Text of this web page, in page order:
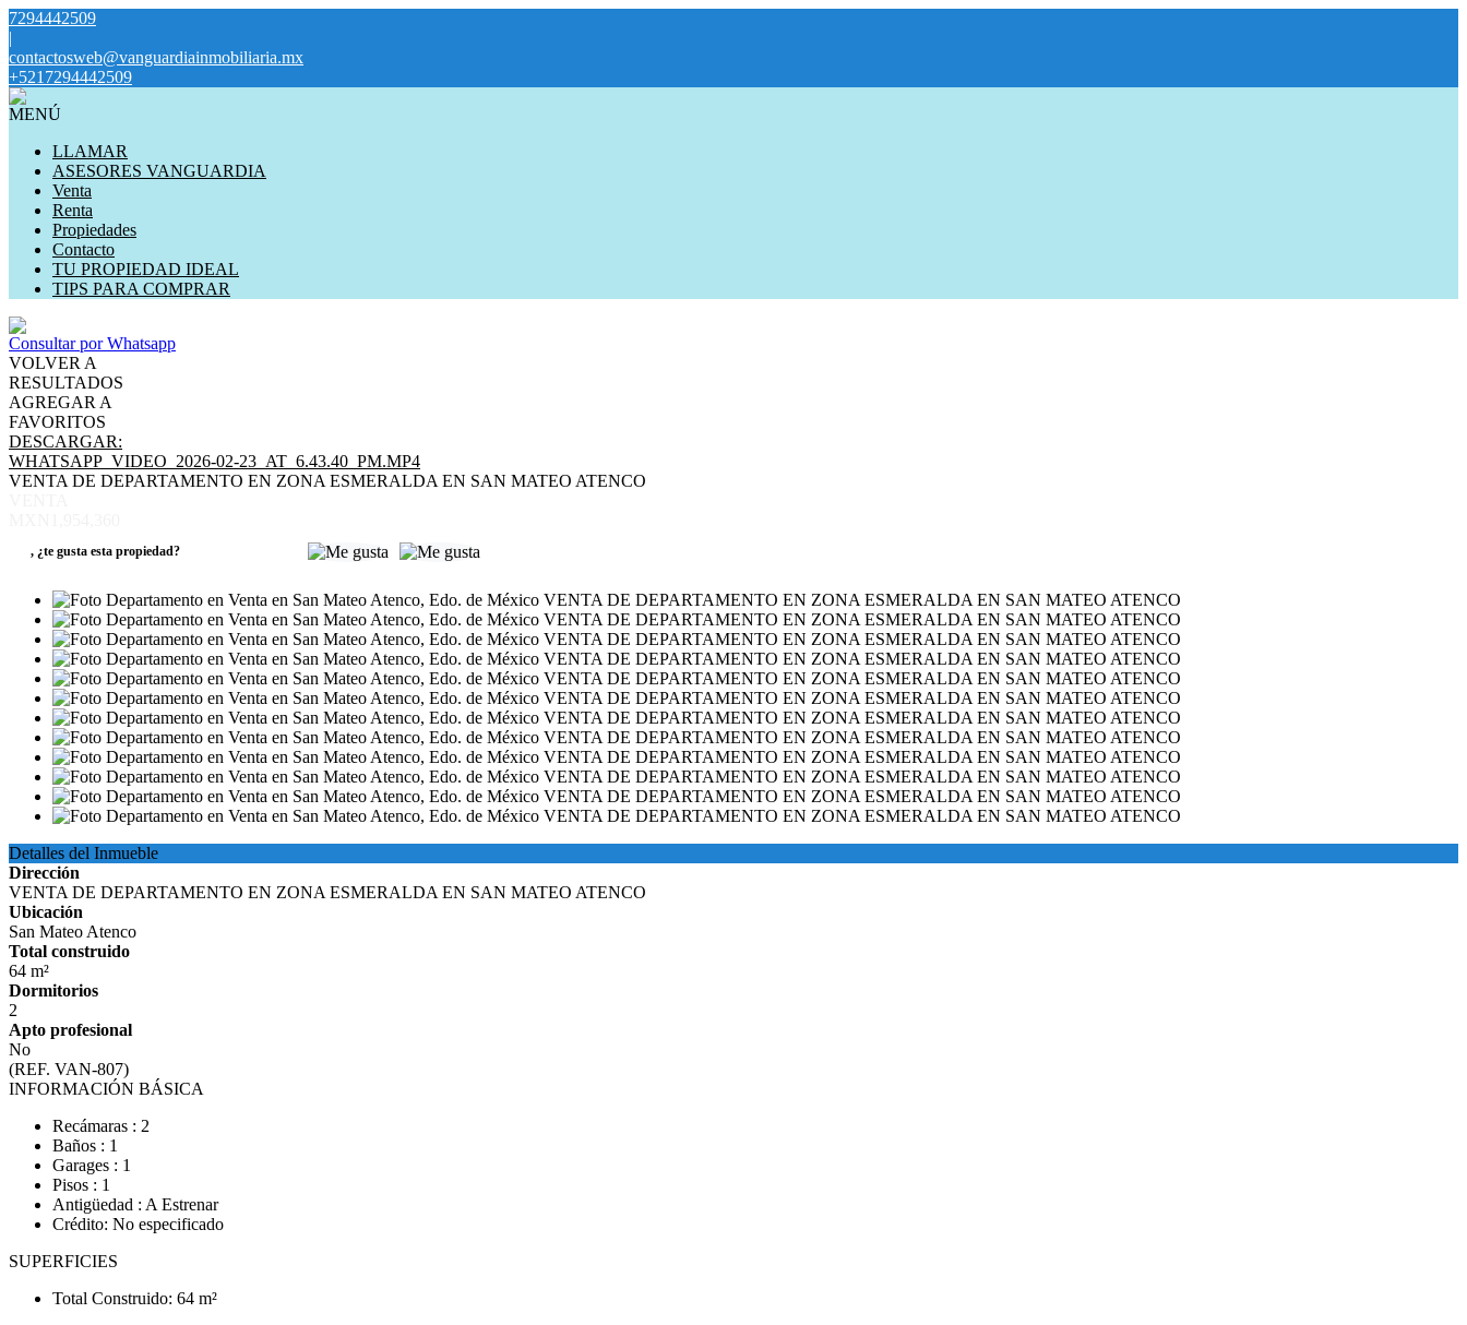
7294442509
|
contactosweb@vanguardiainmobiliaria.mx
+5217294442509
MENÚ
LLAMAR
ASESORES VANGUARDIA
Venta
Renta
Propiedades
Contacto
TU PROPIEDAD IDEAL
TIPS PARA COMPRAR
Consultar por Whatsapp
VOLVER A
RESULTADOS
AGREGAR A
FAVORITOS
DESCARGAR:
WHATSAPP_VIDEO_2026-02-23_AT_6.43.40_PM.MP4
VENTA DE DEPARTAMENTO EN ZONA ESMERALDA EN SAN MATEO ATENCO
, ¿te gusta esta propiedad?
Detalles del Inmueble
Dirección
VENTA DE DEPARTAMENTO EN ZONA ESMERALDA EN SAN MATEO ATENCO
Ubicación
San Mateo Atenco
Total construido
64 m²
Dormitorios
2
Apto profesional
No
(REF. VAN-807)
INFORMACIÓN BÁSICA
Recámaras : 2
Baños : 1
Garages : 1
Pisos : 1
Antigüedad : A Estrenar
Crédito: No especificado
SUPERFICIES
Total Construido: 64 m²